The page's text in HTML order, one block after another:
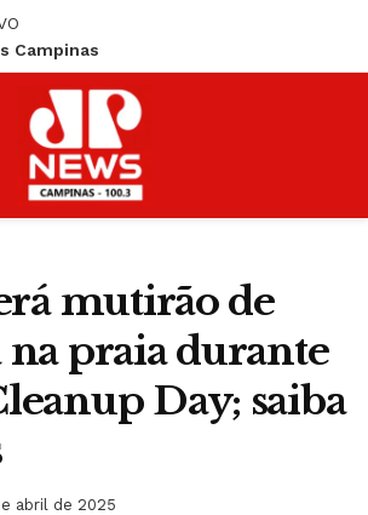
Campinas
mutirão de
praia durante
Day; saiba
abril de 2025